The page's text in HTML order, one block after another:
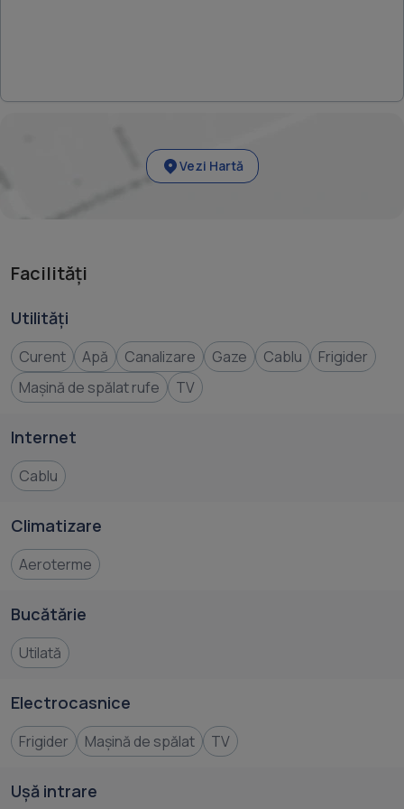
Vezi Hartă
Facilități
Utilități
Curent Apă Canalizare Gaze Cablu
Frigider
Mașină de spălat rufe
TV
Internet
Cablu
Climatizare
Aeroterme
Bucătărie
Utilată
Electrocasnice
Frigider Mașină de spălat TV
Ușă intrare